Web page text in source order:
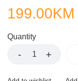
199.00KM
Quantity